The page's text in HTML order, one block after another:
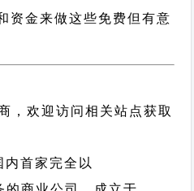
资金来做这些免费但有意
，欢迎访问相关站点获取
首家完全以